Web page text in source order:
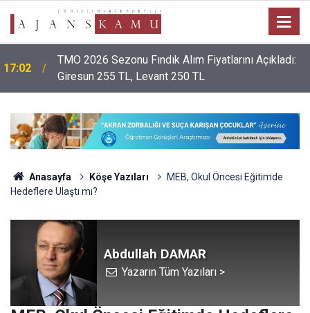
17:02
TMO 2026 Sezonu Fındık Alım Fiyatlarını Açıkladı:
Giresun 255 TL, Levant 250 TL
Anasayfa Köşe Yazıları
MEB, Okul Öncesi Eğitimde
Hedeflere Ulaştı mı?
Abdullah DAMAR
Yazarın Tüm Yazıları >